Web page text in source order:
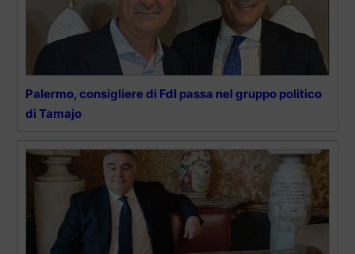
Palermo, consigliere di FdI passa nel gruppo politico
di Tamajo